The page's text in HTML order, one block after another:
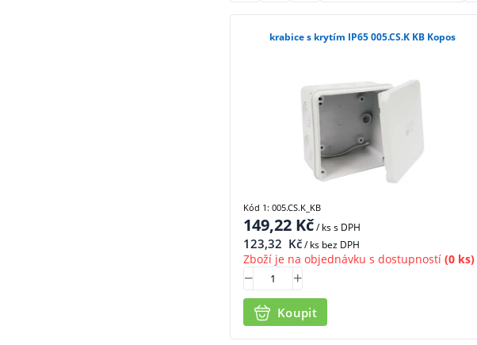
krabice s krytím IP65 005.CS.K KB Kopos
149,22 Kč/ kss DPH
123,32 Kč/ ks bez DPH
Zboží je na objednávku s dostupností (0 ks)
Koupit
Kód 1: 005.CS.K_KB